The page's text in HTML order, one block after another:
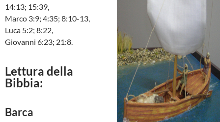
14:13; 15:39,
Marco 3:9; 4:35; 8:10-13,
Luca 5:2; 8:22,
Giovanni 6:23; 21:8.
Lettura della
Bibbia:
Barca